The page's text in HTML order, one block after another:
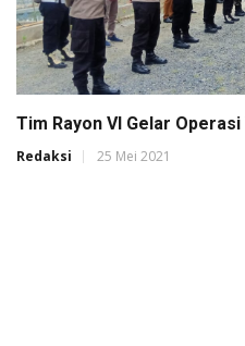
Tim Rayon VI Gelar
Redaksi 25 Mei 2021